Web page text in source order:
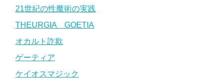
21世紀の性魔術の実践
THEURGIA GOETIA
オカルト詐欺
ゲーティア
ケイオスマジック